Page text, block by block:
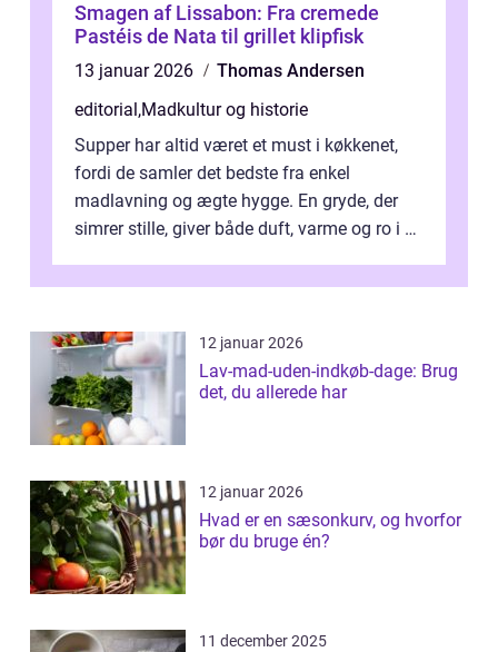
Smagen af Lissabon: Fra cremede
Pastéis de Nata til grillet klipfisk
13 januar 2026
Thomas Andersen
editorial ,Madkultur og historie
Supper har altid været et must i køkkenet,
fordi de samler det bedste fra enkel
madlavning og ægte hygge. En gryde, der
simrer stille, giver både duft, varme og ro i en
12 januar 2026
Lav-mad-uden-indkøb-dage: Brug
det, du allerede har
12 januar 2026
Hvad er en sæsonkurv, og hvorfor
bør du bruge én?
11 december 2025